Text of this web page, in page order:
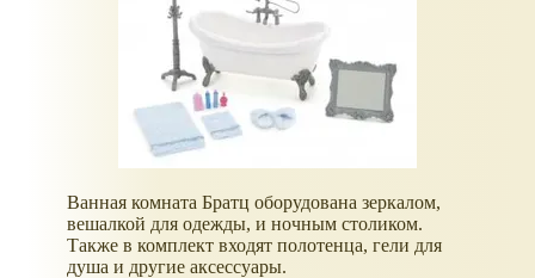
Ванная комната Братц оборудована зеркалом,
вешалкой для одежды, и ночным столиком.
Также в комплект входят полотенца, гели для
душа и другие аксессуары.